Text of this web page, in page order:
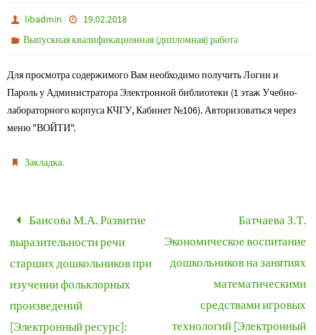
libadmin
19.02.2018
Выпускная квалификационная (дипломная) работа
Для просмотра содержимого Вам необходимо получить Логин и
Пароль у Администратора Электронной библиотеки (1 этаж Учебно-
лабораторного корпуса КЧГУ, Кабинет №106). Авторизоваться через
меню "ВОЙТИ".
Закладка.
Баисова М.А. Развитие
выразительности речи
старших дошкольников при
изучении фольклорных
произведений
[Электронный ресурс]:
Батчаева З.Т.
Экономическое воспитание
дошкольников на занятиях
математическими
средствами игровых
технологий [Электронный